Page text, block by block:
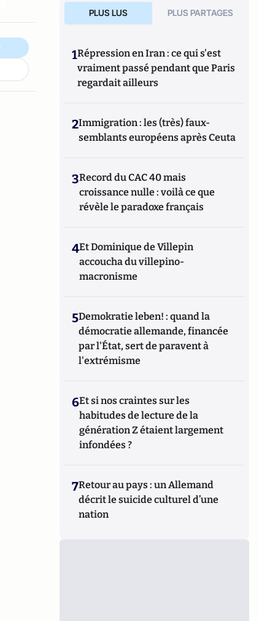
PLUS LUS PLUS PARTAGES
1Répression en Iran : ce qui s'est
vraiment passé pendant que Paris
regardait ailleurs
2Immigration : les (très) faux-
semblants européens après Ceuta
3Record du CAC 40 mais
croissance nulle : voilà ce que
révèle le paradoxe français
4Et Dominique de Villepin
accoucha du villepino-
macronisme
5Demokratie leben! : quand la
démocratie allemande, financée
par l'État, sert de paravent à
l'extrémisme
6Et si nos craintes sur les
habitudes de lecture de la
génération Z étaient largement
infondées ?
7Retour au pays : un Allemand
décrit le suicide culturel d’une
nation